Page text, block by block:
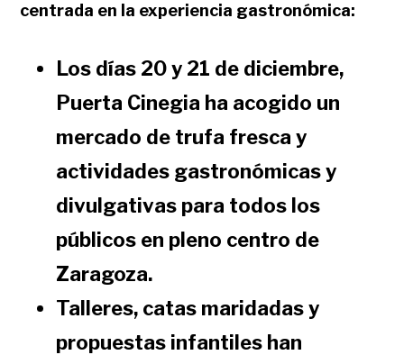
centrada en la experiencia gastronómica:
Los días 20 y 21 de diciembre,
Puerta Cinegia ha acogido un
mercado de trufa fresca y
actividades gastronómicas y
divulgativas para todos los
públicos en pleno centro de
Zaragoza.
Talleres, catas maridadas y
propuestas infantiles han